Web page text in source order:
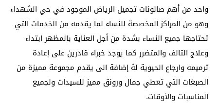
واحد من أهم صالونات تجميل الرياض الموجود في حي الشهداء
وهو من المراكز المخصصة للنساء لما يقدمه من الخدمات التي
تحتاجها جميع النساء بشدة من أجل العناية بالمظهر ابتداء
وعلاج التالف والمتضرر كما يوجد خبراء قادرين على إعادة
ترميمه وارجاع الحيوية لهُ إضافة الى يقدم مجموعة مميزة من
الصبغات التي تعطي جمال ورونق مميز للسيدات ولجميع
المناسبات والأوقات.